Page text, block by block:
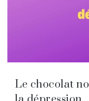
Le chocolat